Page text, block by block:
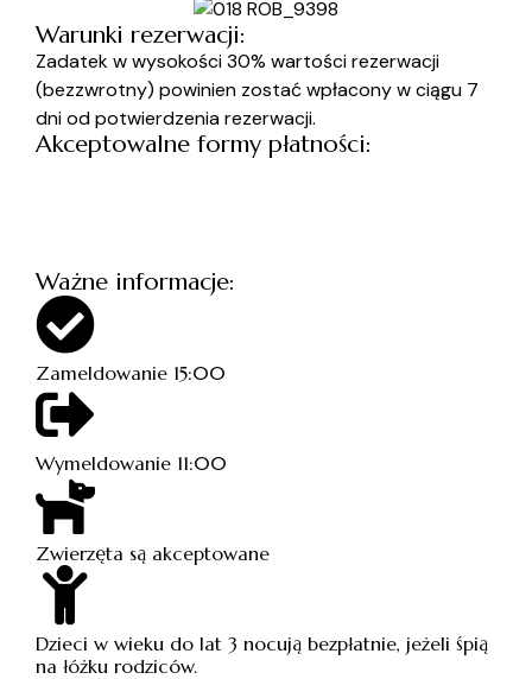
Warunki rezerwacji:
Zadatek w wysokości 30% wartości rezerwacji
(bezzwrotny) powinien zostać wpłacony w ciągu 7
dni od potwierdzenia rezerwacji.
Akceptowalne formy płatności:
Ważne informacje:
Zameldowanie 15:00
Wymeldowanie 11:00
Zwierzęta są akceptowane
Dzieci w wieku do lat 3 nocują bezpłatnie, jeżeli śpią
na łóżku rodziców.